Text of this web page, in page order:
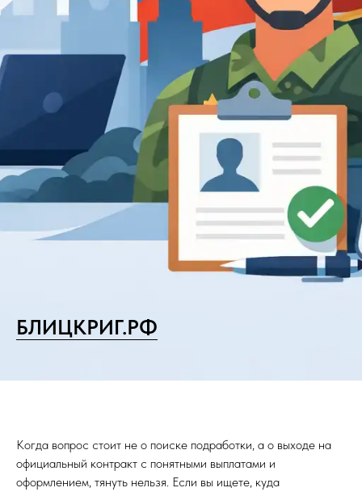
БЛИЦКРИГ.РФ
Когда вопрос стоит не о поиске подработки, а о выходе на
официальный контракт с понятными выплатами и
оформлением, тянуть нельзя. Если вы ищете, куда